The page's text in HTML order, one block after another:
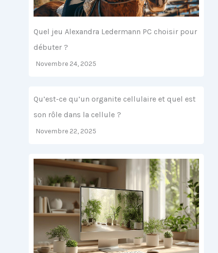
Quel jeu Alexandra Ledermann PC choisir pour
débuter ?
Novembre 24, 2025
Qu’est-ce qu’un organite cellulaire et quel est
son rôle dans la cellule ?
Novembre 22, 2025